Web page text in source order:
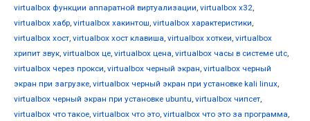
virtualbox функции аппаратной виртуализации, virtualbox х32,
virtualbox хабр, virtualbox хакинтош, virtualbox характеристики,
virtualbox хост, virtualbox хост клавиша, virtualbox хоткеи, virtualbox
хрипит звук, virtualbox це, virtualbox цена, virtualbox часы в системе utc,
virtualbox через прокси, virtualbox черный экран, virtualbox черный
экран при загрузке, virtualbox черный экран при установке kali linux,
virtualbox черный экран при установке ubuntu, virtualbox чипсет,
virtualbox что такое, virtualbox что это, virtualbox что это за программа,